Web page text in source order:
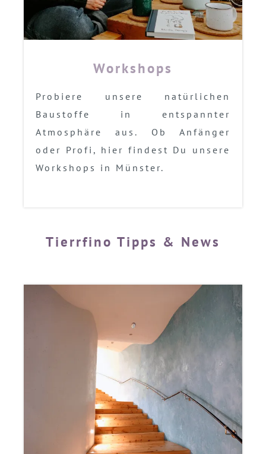
Workshops
Probiere unsere natürlichen
Baustoffe in entspannter
Atmosphäre aus. Ob Anfänger
oder Profi, hier findest Du unsere
Workshops in Münster.
Tierrfino Tipps & News